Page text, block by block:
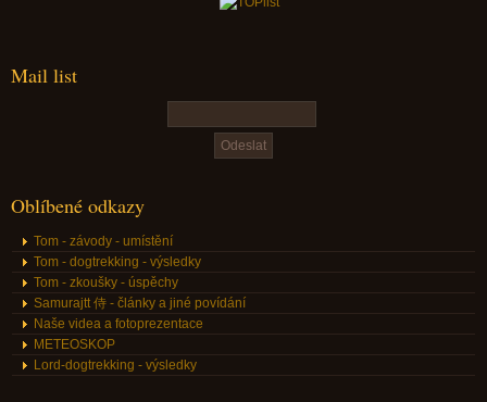
Mail list
Oblíbené odkazy
Tom - závody - umístění
Tom - dogtrekking - výsledky
Tom - zkoušky - úspěchy
Samurajtt 侍 - články a jiné povídání
Naše videa a fotoprezentace
METEOSKOP
Lord-dogtrekking - výsledky